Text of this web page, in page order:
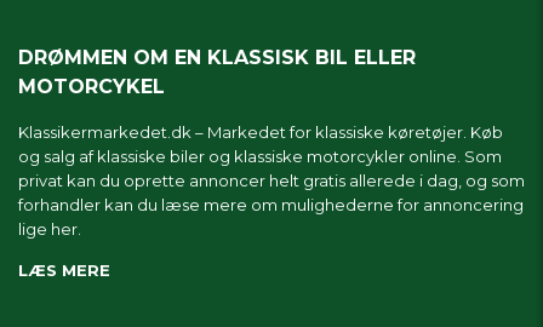
DRØMMEN OM EN KLASSISK BIL ELLER
MOTORCYKEL
Klassikermarkedet.dk – Markedet for klassiske køretøjer. Køb
og salg af klassiske biler og klassiske motorcykler online. Som
privat kan du oprette annoncer helt gratis allerede i dag, og som
forhandler kan du læse mere om mulighederne for annoncering
lige her.
LÆS MERE